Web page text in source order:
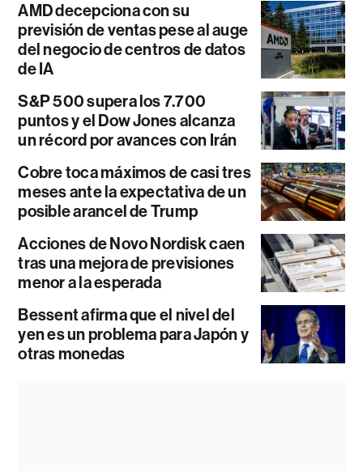
AMD decepciona con su
previsión de ventas pese al auge
del negocio de centros de datos
de IA
S&P 500 supera los 7.700
puntos y el Dow Jones alcanza
un récord por avances con Irán
Cobre toca máximos de casi tres
meses ante la expectativa de un
posible arancel de Trump
Acciones de Novo Nordisk caen
tras una mejora de previsiones
menor a la esperada
Bessent afirma que el nivel del
yen es un problema para Japón y
otras monedas